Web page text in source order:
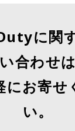
に関
い合わせは
にお寄せ
い。